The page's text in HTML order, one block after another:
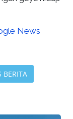
News
BERITA